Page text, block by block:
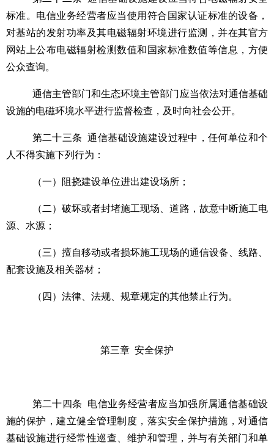
标准。电信业务经营者应当使用符合国家认证标准的设备，
对基站的发射功率及其电磁辐射环境进行监测，并在其官方
网站上公布电磁辐射检测数值和国家标准数值等信息，方便
公众查询。
通信主管部门和生态环境主管部门应当依法对通信基础
设施的电磁环境水平进行监督检查，及时向社会公开。
第二十三条
通信基础设施建设过程中，任何单位和个
人不得实施下列行为：
（一）阻挠建设单位进出建设场所；
（二）破坏或者封堵施工现场、道路，故意中断施工电
源、水源；
（三）擅自移动或者损坏施工现场的通信设备、线路、
配套设施及相关器材；
（四）法律、法规、规章规定的其他禁止行为。
第三章 安全保护
第二十四条
电信业务经营者应当加强所属通信基础设
施的保护，建立健全管理制度，落实安全保护措施，对通信
基础设施进行经常性巡查、维护和管理，并与有关部门和单